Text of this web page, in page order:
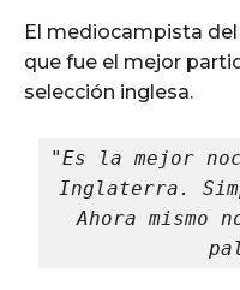
El mediocampista
que fue el mejor
selección inglesa.
"Es la mejor
Inglaterra.
Ahora mismo